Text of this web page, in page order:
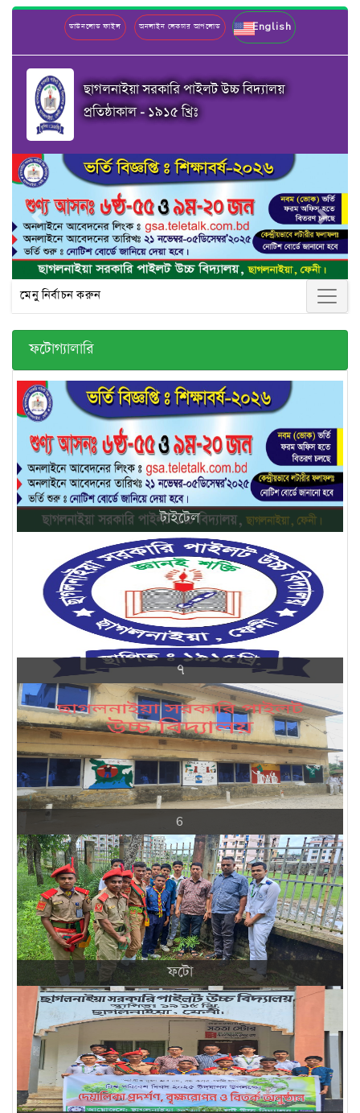
ডাউনলোড ফাইল অনলাইন লেকচার আপলোড English
ছাগলনাইয়া সরকারি পাইলট উচ্চ বিদ্যালয়
প্রতিষ্ঠাকাল - ১৯১৫ খ্রিঃ
Previous Next
মেনু নির্বাচন করুন
ফটোগ্যালারি
টাইটেল
৭
6
ফটো